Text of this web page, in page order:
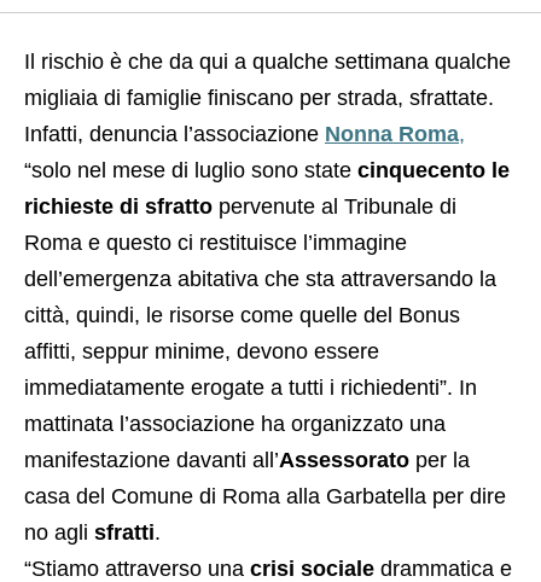
Il rischio è che da qui a qualche settimana qualche
migliaia di famiglie finiscano per strada, sfrattate.
Infatti, denuncia l’associazione Nonna Roma,
“solo nel mese di luglio sono state cinquecento le
richieste di sfratto pervenute al Tribunale di
Roma e questo ci restituisce l’immagine
dell’emergenza abitativa che sta attraversando la
città, quindi, le risorse come quelle del Bonus
affitti, seppur minime, devono essere
immediatamente erogate a tutti i richiedenti”. In
mattinata l’associazione ha organizzato una
manifestazione davanti all’Assessorato per la
casa del Comune di Roma alla Garbatella per dire
no agli sfratti.
“Stiamo attraverso una crisi sociale drammatica e